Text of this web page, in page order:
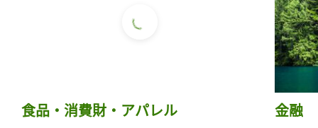
食品・消費財・アパレル 金融